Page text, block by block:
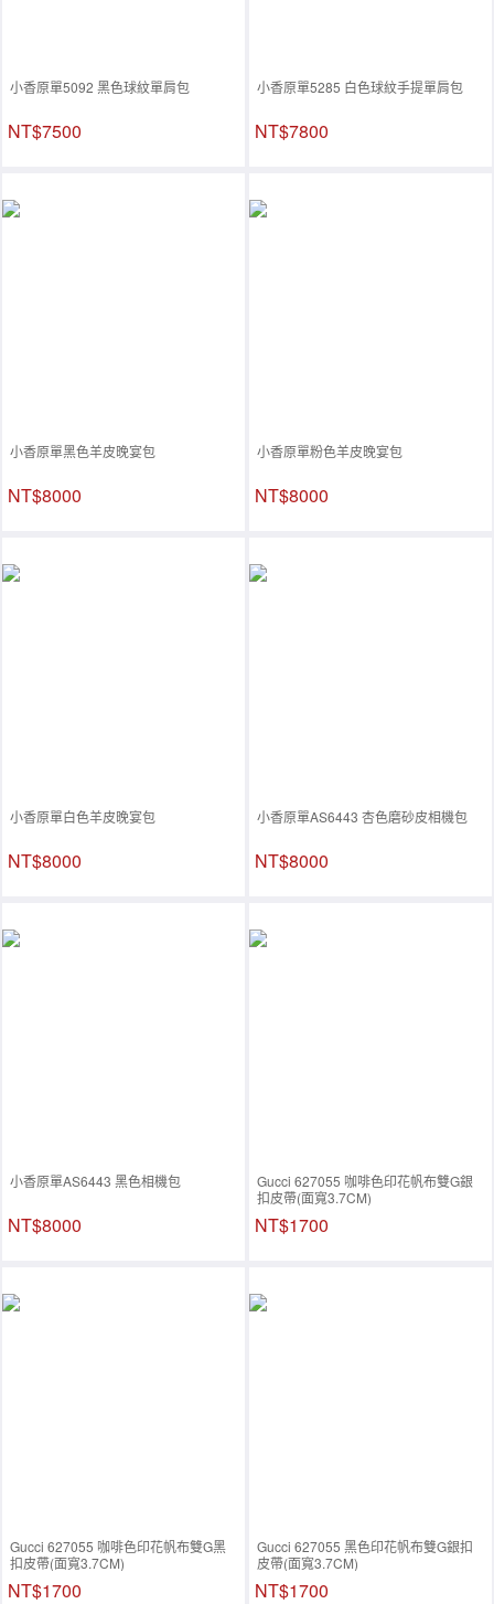
小香原單5092 黑色球紋單肩包
NT$7500
小香原單5285 白色球紋手提單肩包
NT$7800
小香原單黑色羊皮晚宴包
NT$8000
小香原單粉色羊皮晚宴包
NT$8000
小香原單白色羊皮晚宴包
NT$8000
小香原單AS6443 杏色磨砂皮相機包
NT$8000
小香原單AS6443 黑色相機包
NT$8000
Gucci 627055 咖啡色印花帆布雙G銀
扣皮帶(面寬3.7CM)
NT$1700
Gucci 627055 咖啡色印花帆布雙G黑
扣皮帶(面寬3.7CM)
NT$1700
Gucci 627055 黑色印花帆布雙G銀扣
皮帶(面寬3.7CM)
NT$1700